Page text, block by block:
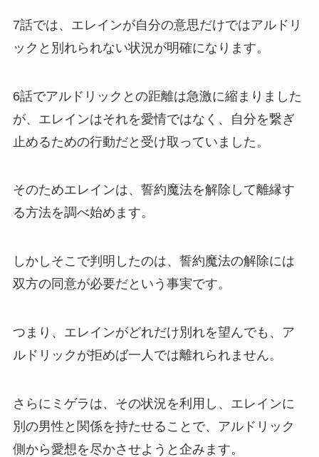
7話では、エレインが自分の意思だけではアルドリ
ックと別れられない状況が明確になります。
6話でアルドリックとの距離は急激に縮まりました
が、エレインはそれを愛情ではなく、自分を繋ぎ
止めるための行動だと受け取っていました。
そのためエレインは、誓約魔法を解除して離縁す
る方法を調べ始めます。
しかしそこで判明したのは、誓約魔法の解除には
双方の同意が必要だという事実です。
つまり、エレインがどれだけ別れを望んでも、ア
ルドリックが拒めば一人では離れられません。
さらにミゲラは、その状況を利用し、エレインに
別の男性と関係を持たせることで、アルドリック
側から愛想を尽かさせようと企みます。